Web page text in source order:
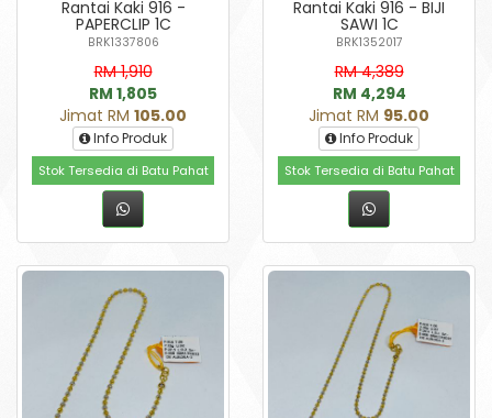
Rantai Kaki 916 -
PAPERCLIP 1C
BRK1337806
RM 1,910
RM 1,805
Jimat RM 105.00
Info Produk
Stok Tersedia di Batu Pahat
Rantai Kaki 916 - BIJI
SAWI 1C
BRK1352017
RM 4,389
RM 4,294
Jimat RM 95.00
Info Produk
Stok Tersedia di Batu Pahat